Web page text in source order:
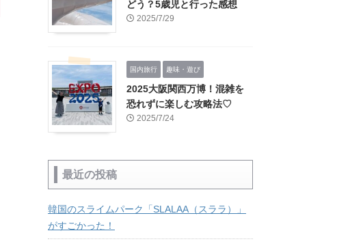
どう？5歳児と行った感想
2025/7/29
国内旅行 趣味・遊び
2025大阪関西万博！混雑を
恐れずに楽しむ攻略法♡
2025/7/24
最近の投稿
韓国のスライムパーク「SLALAA（スララ）」
がすごかった！